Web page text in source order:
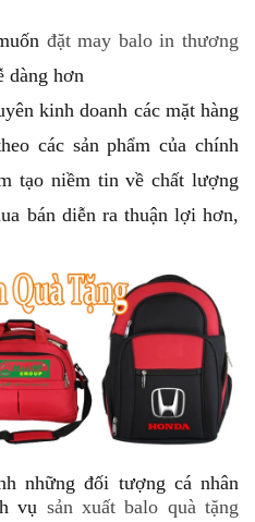
đặt may balo in thương
dàng hơn
kinh doanh các mặt hàng
các sản phẩm của chính
tạo niềm tin về chất lượng
bán diễn ra thuận lợi hơn,
những đối tượng cá nhân
vụ sản xuất balo quà tặng